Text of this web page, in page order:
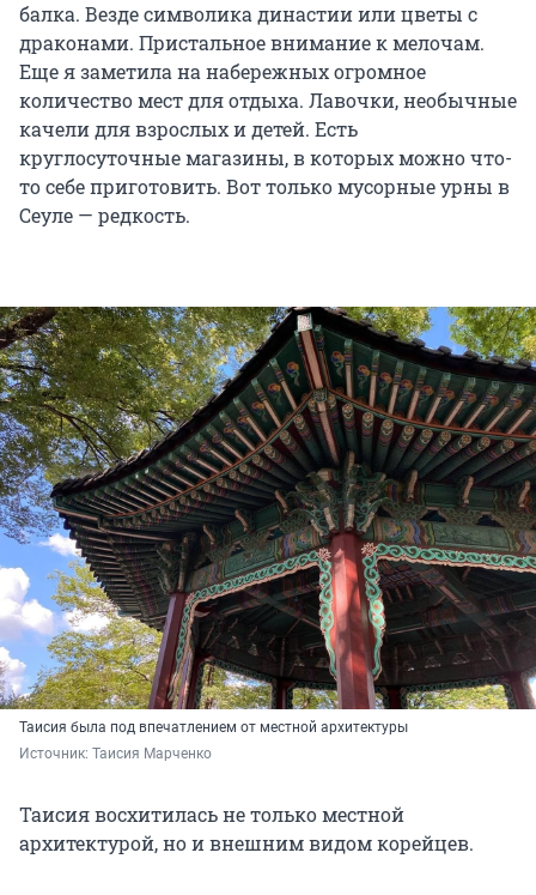
балка. Везде символика династии или цветы с
драконами. Пристальное внимание к мелочам.
Еще я заметила на набережных огромное
количество мест для отдыха. Лавочки, необычные
качели для взрослых и детей. Есть
круглосуточные магазины, в которых можно что-
то себе приготовить. Вот только мусорные урны в
Сеуле — редкость.
Таисия была под впечатлением от местной архитектуры
Источник: Таисия Марченко
Таисия восхитилась не только местной
архитектурой, но и внешним видом корейцев.